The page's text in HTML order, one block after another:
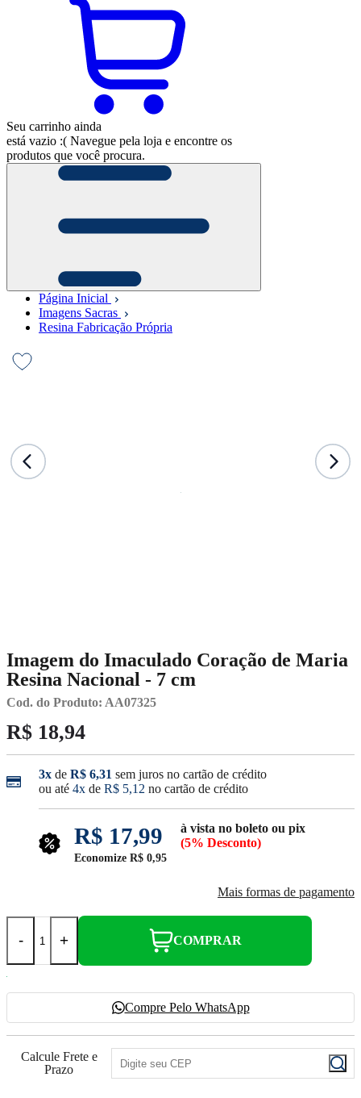
Seu carrinho ainda
está vazio :( Navegue pela loja e encontre os
produtos que você procura.
Página Inicial
Imagens Sacras
Resina Fabricação Própria
Imagem do Imaculado Coração de Maria
Resina Nacional - 7 cm
Cod. do Produto: AA07325
R$ 18,94
3x de R$ 6,31 sem juros no cartão de crédito
ou até 4x de R$ 5,12 no cartão de crédito
R$ 17,99
à vista no boleto ou pix
(5% Desconto)
Economize R$ 0,95
Mais formas de pagamento
- + COMPRAR
Compre Pelo WhatsApp
Calcule Frete e
Prazo